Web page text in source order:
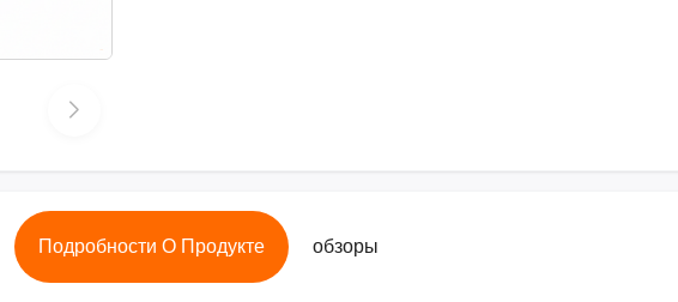
Подробности О Продукте обзоры